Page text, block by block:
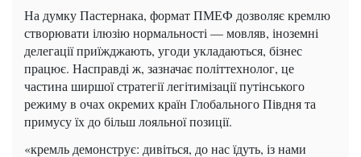
На думку Пастернака, формат ПМЕФ дозволяє кремлю
створювати ілюзію нормальності — мовляв, іноземні
делегації приїжджають, угоди укладаються, бізнес
працює. Насправді ж, зазначає політтехнолог, це
частина ширшої стратегії легітимізації путінського
режиму в очах окремих країн Глобального Півдня та
примусу їх до більш лояльної позиції.
«кремль демонструє: дивіться, до нас їдуть, із нами